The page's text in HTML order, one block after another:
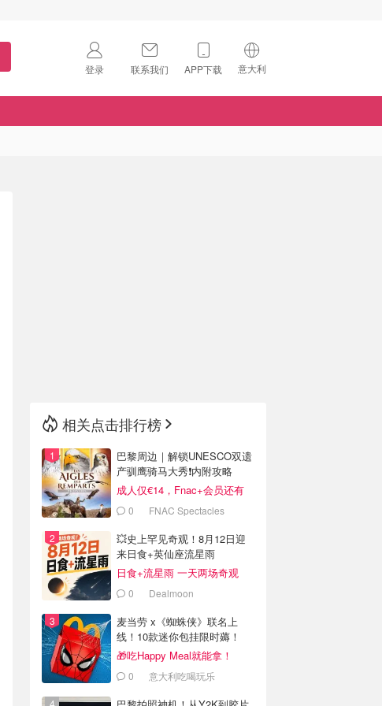
登录 联系我们 APP下载 意大利
🇺🇸
相关点击排行榜
巴黎周边｜解锁UNESCO双遗
产驯鹰骑马大秀❗️内附攻略
成人仅€14，Fnac+会员还有
折！0 FNAC Spectacles
💥史上罕见奇观！8月12日迎
来日食+英仙座流星雨
日食+流星雨 一天两场奇观
0 Dealmoon
麦当劳 x《蜘蛛侠》联名上
线！10款迷你包挂限时薅！
🎁吃Happy Meal就能拿！
0 意大利吃喝玩乐